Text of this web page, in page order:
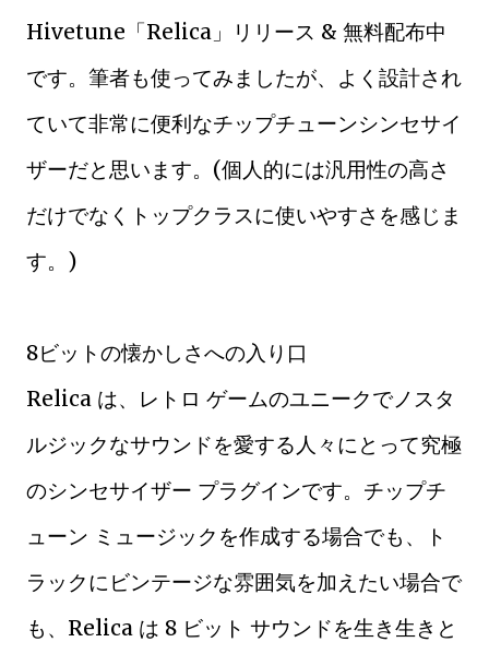
Hivetune「Relica」リリース & 無料配布中
です。筆者も使ってみましたが、よく設計され
ていて非常に便利なチップチューンシンセサイ
ザーだと思います。(個人的には汎用性の高さ
だけでなくトップクラスに使いやすさを感じま
す。)
8ビットの懐かしさへの入り口
Relica は、レトロ ゲームのユニークでノスタ
ルジックなサウンドを愛する人々にとって究極
のシンセサイザー プラグインです。チップチ
ューン ミュージックを作成する場合でも、ト
ラックにビンテージな雰囲気を加えたい場合で
も、Relica は 8 ビット サウンドを生き生きと